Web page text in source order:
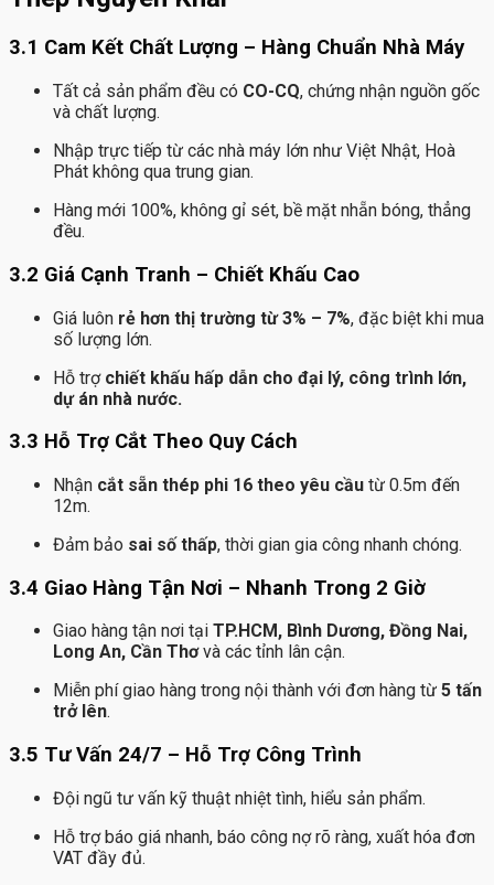
3.1 Cam Kết Chất Lượng – Hàng Chuẩn Nhà Máy
Tất cả sản phẩm đều có CO-CQ, chứng nhận nguồn gốc
và chất lượng.
Nhập trực tiếp từ các nhà máy lớn như Việt Nhật, Hoà
Phát không qua trung gian.
Hàng mới 100%, không gỉ sét, bề mặt nhẵn bóng, thẳng
đều.
3.2 Giá Cạnh Tranh – Chiết Khấu Cao
Giá luôn rẻ hơn thị trường từ 3% – 7%, đặc biệt khi mua
số lượng lớn.
Hỗ trợ chiết khấu hấp dẫn cho đại lý, công trình lớn,
dự án nhà nước.
3.3 Hỗ Trợ Cắt Theo Quy Cách
Nhận cắt sẵn thép phi 16 theo yêu cầu từ 0.5m đến
12m.
Đảm bảo sai số thấp, thời gian gia công nhanh chóng.
3.4 Giao Hàng Tận Nơi – Nhanh Trong 2 Giờ
Giao hàng tận nơi tại TP.HCM, Bình Dương, Đồng Nai,
Long An, Cần Thơvà các tỉnh lân cận.
Miễn phí giao hàng trong nội thành với đơn hàng từ 5 tấn
trở lên.
3.5 Tư Vấn 24/7 – Hỗ Trợ Công Trình
Đội ngũ tư vấn kỹ thuật nhiệt tình, hiểu sản phẩm.
Hỗ trợ báo giá nhanh, báo công nợ rõ ràng, xuất hóa đơn
VAT đầy đủ.